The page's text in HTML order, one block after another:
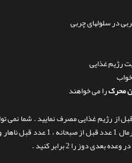
در سلولهای چربی
رژیم غذایی
محرکرا می خواهند
ای را 3 بار در روز20 دقیقه قبل از رژیم غذایی
. اگر
دوز را 2 برابر کنید .